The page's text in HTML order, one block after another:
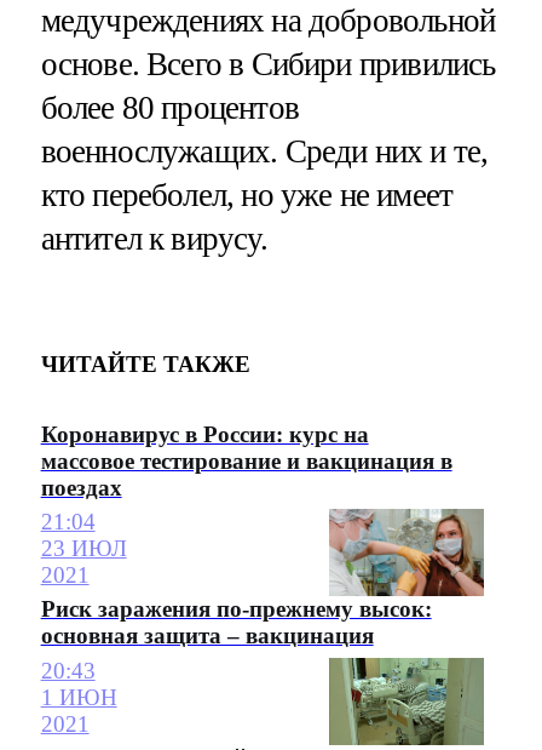
медучреждениях на добровольной
основе. Всего в Сибири привились
более 80 процентов
военнослужащих. Среди них и те,
кто переболел, но уже не имеет
антител к вирусу.
ЧИТАЙТЕ ТАКЖЕ
Коронавирус в России: курс на
массовое тестирование и вакцинация в
поездах
21:04
23 ИЮЛ
2021
Риск заражения по-прежнему высок:
основная защита – вакцинация
20:43
1 ИЮН
2021